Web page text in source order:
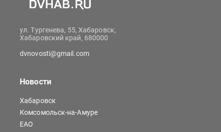
ул. Тургенева, 55, Хабаровск,
Хабаровский край, 680000
dvnovosti@gmail.com
Новости
Хабаровск
Комсомольск-на-Амуре
ЕАО